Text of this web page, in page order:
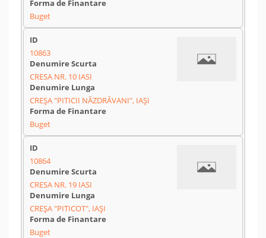
Buget
10863
CRESA NR. 10 IASI
CREȘA "PITICII NĂZDRĂVANI", IAȘI
Buget
10864
CRESA NR. 19 IASI
CREȘA "PITICOT", IAȘI
Buget